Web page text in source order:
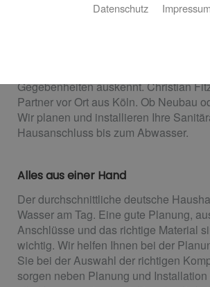
Gegebenheiten auskennt. Christian
Partner vor Ort aus Köln. Ob Neubau
Wir planen und installieren Ihre
Hausanschluss bis zum Abwasser.
Alles aus einer Hand
Der durchschnittliche deutsche
Wasser am Tag. Eine gute Planung,
Anschlüsse und das richtige Material
wichtig. Wir helfen Ihnen bei der
Sie bei der Auswahl der richtigen
sorgen neben Planung und
Datenschutz Impressum